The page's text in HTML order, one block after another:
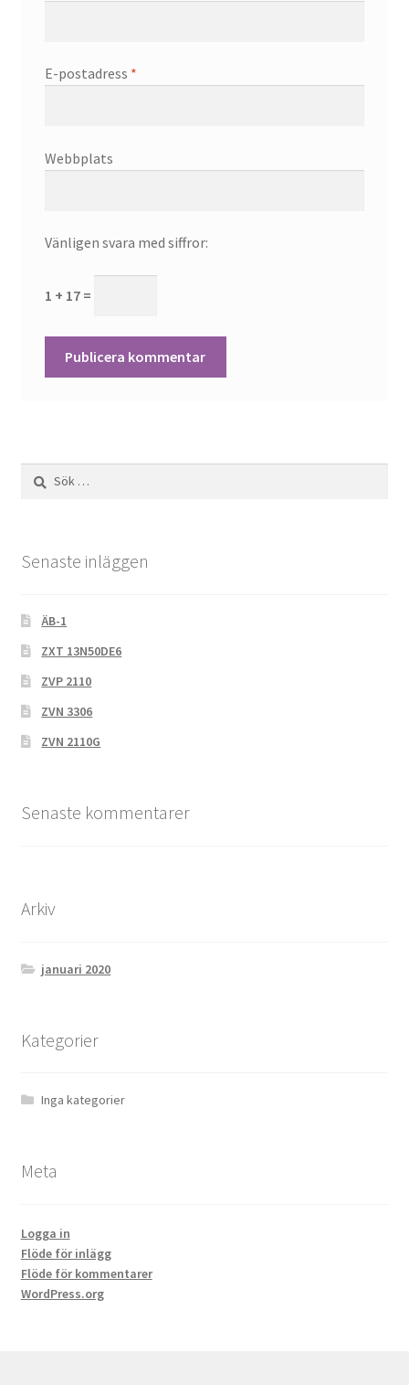
E-postadress *
Webbplats
Vänligen svara med siffror:
1 + 17 =
Sök
efter:
Senaste inläggen
ÄB-1
ZXT 13N50DE6
ZVP 2110
ZVN 3306
ZVN 2110G
Senaste kommentarer
Arkiv
januari 2020
Kategorier
Inga kategorier
Meta
Logga in
Flöde för inlägg
Flöde för kommentarer
WordPress.org